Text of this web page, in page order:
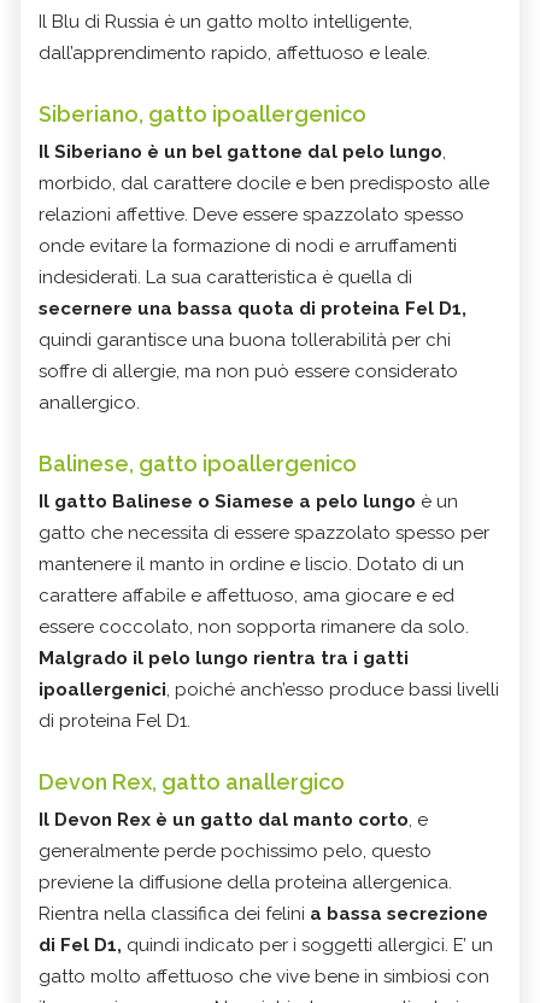
Il Blu di Russia è un gatto molto intelligente,
dall’apprendimento rapido, affettuoso e leale.
Siberiano, gatto ipoallergenico
Il Siberiano è un bel gattone dal pelo lungo,
morbido, dal carattere docile e ben predisposto alle
relazioni affettive. Deve essere spazzolato spesso
onde evitare la formazione di nodi e arruffamenti
indesiderati. La sua caratteristica è quella di
secernere una bassa quota di proteina Fel D1,
quindi garantisce una buona tollerabilità per chi
soffre di allergie, ma non può essere considerato
anallergico.
Balinese, gatto ipoallergenico
Il gatto Balinese o Siamese a pelo lungo è un
gatto che necessita di essere spazzolato spesso per
mantenere il manto in ordine e liscio. Dotato di un
carattere affabile e affettuoso, ama giocare e ed
essere coccolato, non sopporta rimanere da solo.
Malgrado il pelo lungo rientra tra i gatti
ipoallergenici, poiché anch’esso produce bassi livelli
di proteina Fel D1.
Devon Rex, gatto anallergico
Il Devon Rex è un gatto dal manto corto, e
generalmente perde pochissimo pelo, questo
previene la diffusione della proteina allergenica.
Rientra nella classifica dei felini a bassa secrezione
di Fel D1, quindi indicato per i soggetti allergici. E’ un
gatto molto affettuoso che vive bene in simbiosi con